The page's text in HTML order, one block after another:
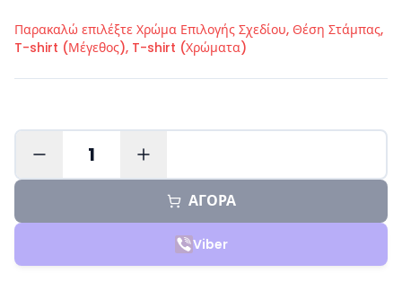
Παρακαλώ επιλέξτε Χρώμα Επιλογής Σχεδίου, Θέση Στάμπας,
T-shirt (Μέγεθος), T-shirt (Χρώματα)
1
ΑΓΟΡΑ
Viber